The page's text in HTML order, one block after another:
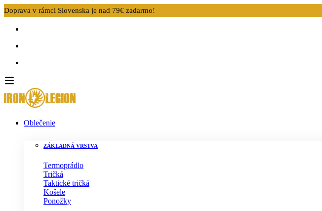
Doprava v rámci Slovenska je nad 79€ zadarmo!
Oblečenie
ZÁKLADNÁ VRSTVA
Termoprádlo
Tričká
Taktické tričká
Košele
Ponožky